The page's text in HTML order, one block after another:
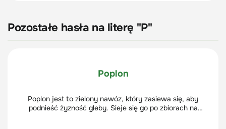
Pozostałe hasła na literę "P"
Poplon
Poplon jest to zielony nawóz, który zasiewa się, aby
podnieść żyzność gleby. Sieje się go po zbiorach na